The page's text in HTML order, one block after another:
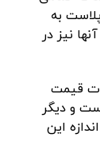
به
نیز در
قیمت
و دیگر
این